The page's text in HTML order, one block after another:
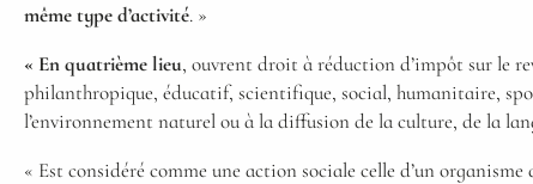
même type d’activité. »
« En quatrième lieu, ouvrent droit à réduction d’impôt sur le
philanthropique, éducatif, scientifique, social, humanitaire,
l’environnement naturel ou à la diffusion de la culture, de la
« Est considéré comme une action sociale celle d’un